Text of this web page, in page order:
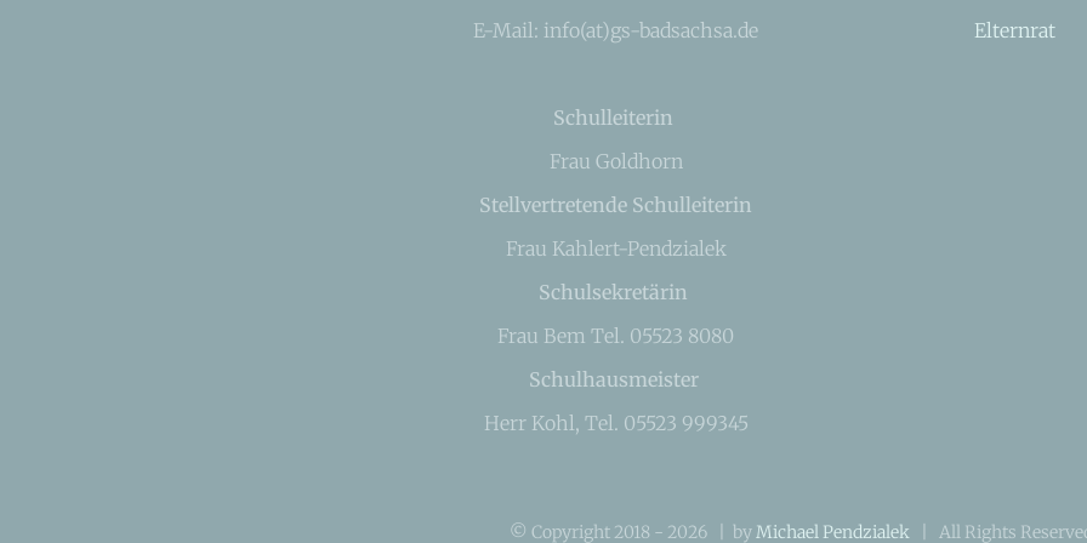
E-Mail: info(at)gs-badsachsa.de
Schulleiterin
Frau Goldhorn
Stellvertretende Schulleiterin
Frau Kahlert-Pendzialek
Schulsekretärin
Frau Bem Tel. 05523 8080
Schulhausmeister
Herr Kohl, Tel. 05523 999345
Elternrat
© Copyright 2018 - 2026 | byMichael Pendzialek| All Rights